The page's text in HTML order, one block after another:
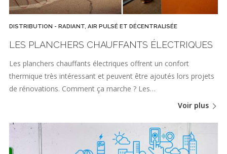
DISTRIBUTION - RADIANT, AIR PULSÉ ET DÉCENTRALISÉE
LES PLANCHERS CHAUFFANTS ÉLECTRIQUES
Les planchers chauffants électriques offrent un confort
thermique très intéressant et peuvent être ajoutés lors projets
de rénovations. Comment ça marche ? Les…
Voir plus